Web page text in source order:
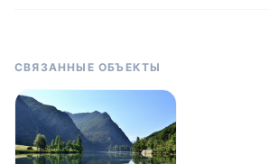
СВЯЗАННЫЕ ОБЪЕКТЫ